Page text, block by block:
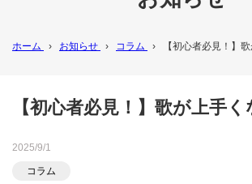
ホーム › お知らせ › コラム › 【初心者必見！】
【初心者必見！】歌が上手
2025/9/1
コラム